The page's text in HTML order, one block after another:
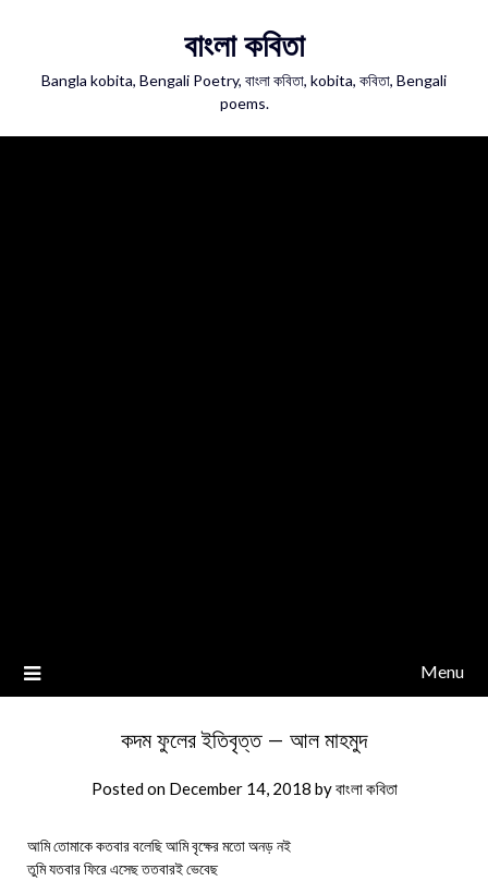
বাংলা কবিতা
Bangla kobita, Bengali Poetry, বাংলা কবিতা, kobita, কবিতা, Bengali
poems.
Menu
কদম ফুলের ইতিবৃত্ত – আল মাহমুদ
Posted on December 14, 2018 byবাংলা কবিতা
আমি তোমাকে কতবার বলেছি আমি বৃক্ষের মতো অনড় নই
তুমি যতবার ফিরে এসেছ ততবারই ভেবেছ